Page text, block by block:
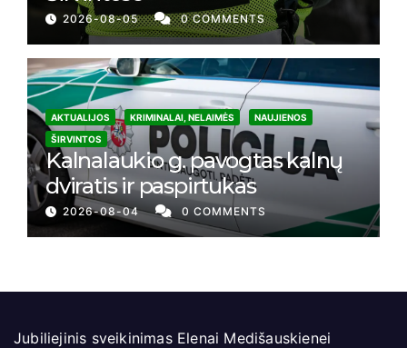
2026-08-05 0 COMMENTS
AKTUALIJOS KRIMINALAI, NELAIMĖS
NAUJIENOS
ŠIRVINTOS
Kalnalaukio g. pavogtas kalnų
dviratis ir paspirtukas
2026-08-04 0 COMMENTS
Jubiliejinis sveikinimas Elenai Medišauskienei